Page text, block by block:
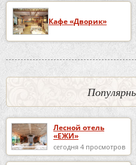
Кафе «Дворик»
Лесной отель
«ЕЖИ»
сегодня 4 просмотров